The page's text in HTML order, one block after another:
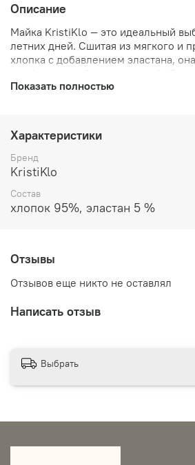
Описание
Майка KristiKlo — это идеальный
летних дней. Сшитая из мягкого и
хлопка с добавлением эластана,
крою, майка подчеркнет вашу
роза" цвете с контрастной
блеском по пройме и горловине, что
подобрать ее к любому образу.
незаменимой вещью для
Показать полностью
Характеристики
Бренд
KristiKlo
Состав
хлопок 95%, эластан 5 %
Отзывы
Отзывов еще никто не оставлял
Написать отзыв
Выбрать